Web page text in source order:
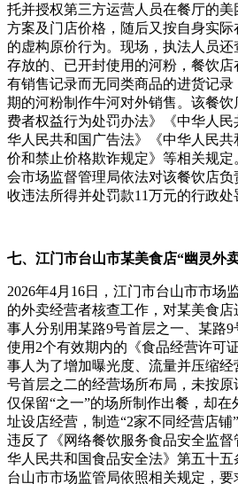
托并授权第三方运营人员在餐厅的
方案及门店价格，随后又按自身实
的虚构原价行为。现场，执法人员
存放的、已开封使用的河粉，餐饮
有销售记录而无同类商品的进货记
期的河粉制作牛河对外销售。该餐
费者权益行为处罚办法》《中华人
华人民共和国广告法》《中华人民
价和禁止价格欺诈规定》等相关规
会市场监督管理局依法对该餐饮店
收违法所得并处罚款11万元的行政处
七、江门市台山市某美食店“幽灵外
2026年4月16日，江门市台山市市场
的外卖经营者核查工作，对某美食
事人分别用某路9号首层之一、某路9
使用2个有效期内的《食品经营许可
事人为了增加曝光度、流量并压缩
号首层之二的经营场所布局，未按原
仅保留“之一”的场所制作出餐，却
址设店经营，制造“2家不同经营店铺
违反了《网络餐饮服务食品安全监
华人民共和国食品安全法》第五十
台山市市场监管局依照相关规定，